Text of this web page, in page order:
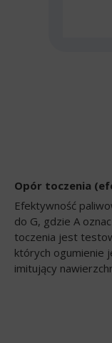
Opór toczenia
Efektywność
do G, gdzie A
toczenia jest
których ogumienie
imitujący